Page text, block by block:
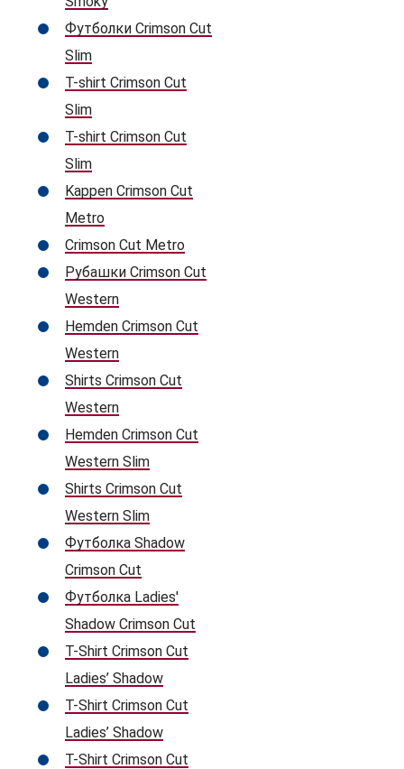
Футболки Crimson Cut
Slim
T-shirt Crimson Cut
Slim
T-shirt Crimson Cut
Slim
Kappen Crimson Cut
Metro
Crimson Cut Metro
Рубашки Crimson Cut
Western
Hemden Crimson Cut
Western
Shirts Crimson Cut
Western
Hemden Crimson Cut
Western Slim
Shirts Crimson Cut
Western Slim
Футболка Shadow
Crimson Cut
Футболка Ladies'
Shadow Crimson Cut
T-Shirt Crimson Cut
Ladies’ Shadow
T-Shirt Crimson Cut
Ladies’ Shadow
T-Shirt Crimson Cut